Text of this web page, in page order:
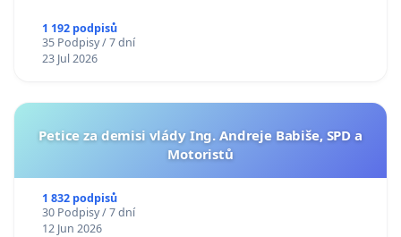
1 192 podpisů
35 Podpisy / 7 dní
23 Jul 2026
Petice za demisi vlády Ing. Andreje Babiše, SPD a
Motoristů
1 832 podpisů
30 Podpisy / 7 dní
12 Jun 2026